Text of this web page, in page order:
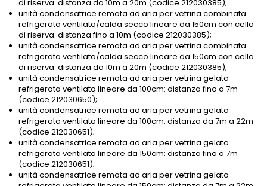
di riserva: distanza da 10m a 20m (codice 212030385);
unità condensatrice remota ad aria per vetrina combinata
refrigerata ventilata/calda secco lineare da 150cm con cella
di riserva: distanza fino a 10m (codice 212030385);
unità condensatrice remota ad aria per vetrina combinata
refrigerata ventilata/calda secco lineare da 150cm con cella
di riserva: distanza da 10m a 20m (codice 212030385);
unità condensatrice remota ad aria per vetrina gelato
refrigerata ventilata lineare da 100cm: distanza fino a 7m
(codice 212030650);
unità condensatrice remota ad aria per vetrina gelato
refrigerata ventilata lineare da 100cm: distanza da 7m a 22m
(codice 212030651);
unità condensatrice remota ad aria per vetrina gelato
refrigerata ventilata lineare da 150cm: distanza fino a 7m
(codice 212030651);
unità condensatrice remota ad aria per vetrina gelato